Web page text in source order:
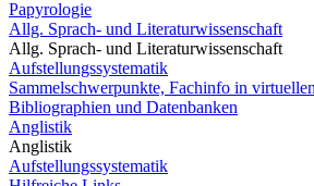
Papyrologie
Allg. Sprach- und Literaturwissenschaft
Allg. Sprach- und Literaturwissenschaft
Aufstellungssystematik
Sammelschwerpunkte, Fachinfo in
Bibliographien und Datenbanken
Anglistik
Anglistik
Aufstellungssystematik